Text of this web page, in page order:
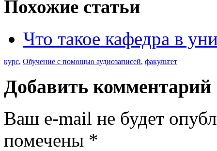
Похожие статьи
Что такое кафедра в
курс, Обучение с помощью аудиозаписей, факультет
Добавить комментарий
Ваш e-mail не будет
помечены *